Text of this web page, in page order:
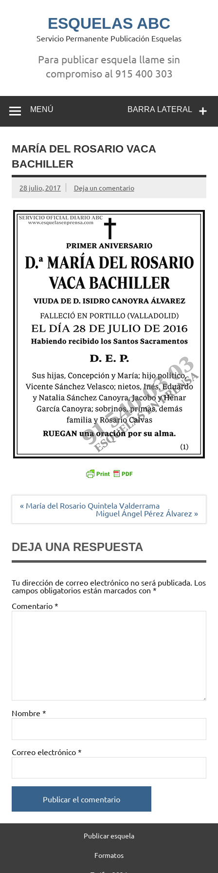
ESQUELAS ABC
Servicio Permanente Publicación Esquelas
Para publicar esquela llame sin
compromiso al 915 400 303
BARRA LATERAL
MENÚ
MARÍA DEL ROSARIO VACA
BACHILLER
28 julio, 2017 Deja un comentario
Navegación
« María del Rosario Quintela Valderrama
Miguel Ángel Pérez Álvarez »
DEJA UNA RESPUESTA
Tu dirección de correo electrónico no será publicada. Los
campos obligatorios están marcados con *
Comentario *
Nombre *
Correo electrónico *
Publicar esquela
Formatos